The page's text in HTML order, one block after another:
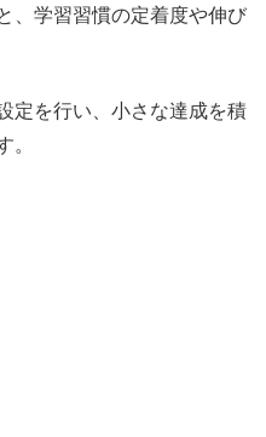
、学習習慣の定着度や伸び
定を行い、小さな達成を積
。